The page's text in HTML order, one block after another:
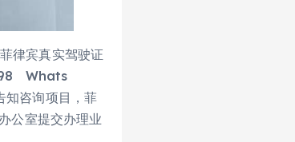
律宾真实驾驶证
Whats
咨询项目，菲
公室提交办理业